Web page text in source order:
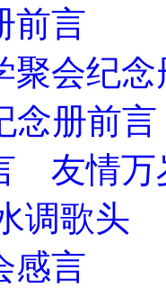
前言
聚会纪
念册前
友情万
调歌头
感言